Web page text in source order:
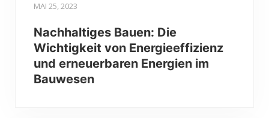
MAI 25, 2023
Nachhaltiges Bauen: Die
Wichtigkeit von Energieeffizienz
und erneuerbaren Energien im
Bauwesen